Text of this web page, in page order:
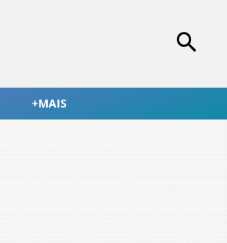
+MAIS